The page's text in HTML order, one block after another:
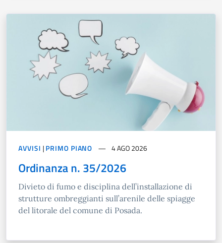
AVVISI |PRIMO PIANO 4 AGO 2026
Ordinanza n. 35/2026
Divieto di fumo e disciplina dell’installazione di
strutture ombreggianti sull’arenile delle spiagge
del litorale del comune di Posada.